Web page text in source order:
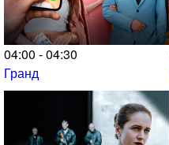
04:00 - 04:30
Гранд